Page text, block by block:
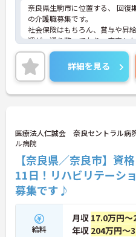
奈良県生駒市に位置する、 回復
の介護職募集です。
社会保険はもちろん、賞与や昇
遇が一通り整っており、安定し
い方にピッタリです。
年間休日110日以上あり、しっか
休める、社員にとって理想の働
♪
ご興味ある方には、面接対策ポ
詳細を見る
医療法人仁誠会 奈良セントラル病
ル病院
【奈良県／奈良市】資
11日！リハビリテーシ
募集です♪
給料
月収 17.0万円～
年収 204万円～